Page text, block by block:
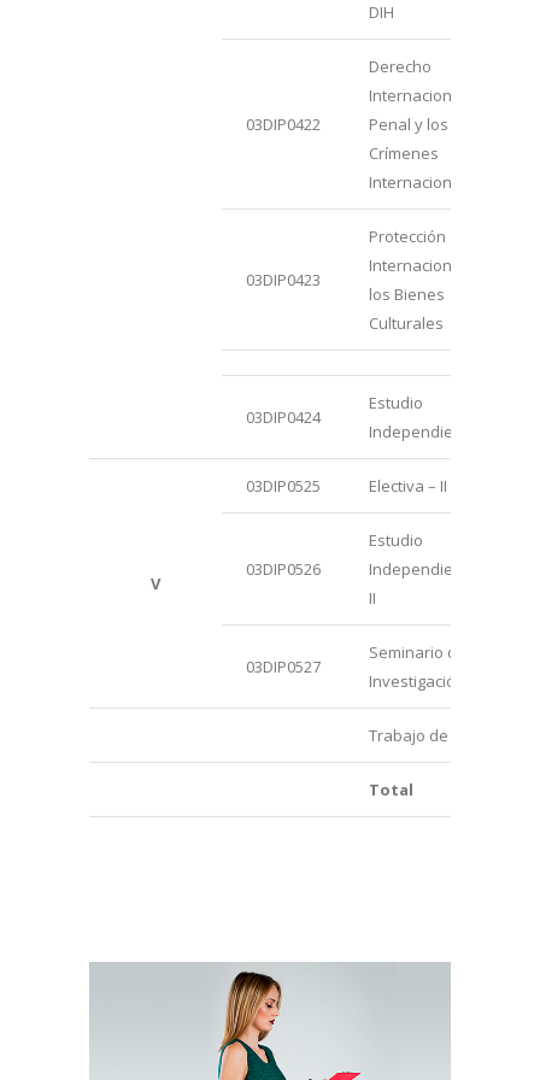
DIH
03DIP0422
Derecho
Internacional
Penal y los
Crímenes
Internacionales
03DIP0423
Protección
Internacional de
los Bienes
Culturales
03DIP0424
Estudio
Independiente – I
V
03DIP0525 Electiva – II
03DIP0526
Estudio
Independiente –
II
03DIP0527
Seminario de
Investigación IV
Trabajo de Tesis
Total